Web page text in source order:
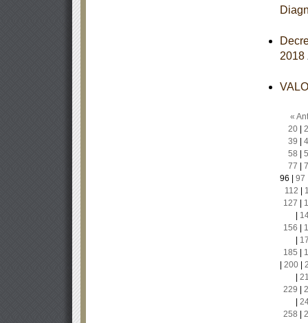
2018
«
20|
39
58
77
96
97
112
127
156
185
200|
229
258